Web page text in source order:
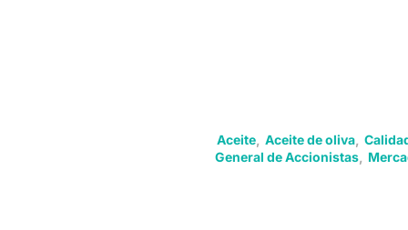
Aceite Aceite de oliva
General de Accionistas